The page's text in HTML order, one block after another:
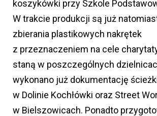
koszykówki przy Szkole
W trakcie produkcji są już
zbierania plastikowych nakrętek
z przeznaczeniem na cele
staną w poszczególnych
wykonano już dokumentację
w Dolinie Kochłówki oraz Street
w Bielszowicach. Ponadto